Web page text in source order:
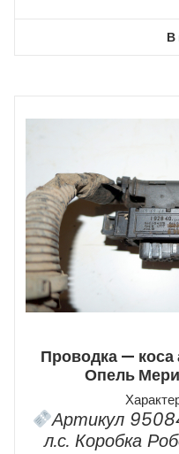
В
Проводка — коса
Опель
Артикул
л.с. Коробка